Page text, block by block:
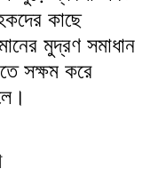
কাছে
মুদ্রণ সমাধান
সক্ষম করে